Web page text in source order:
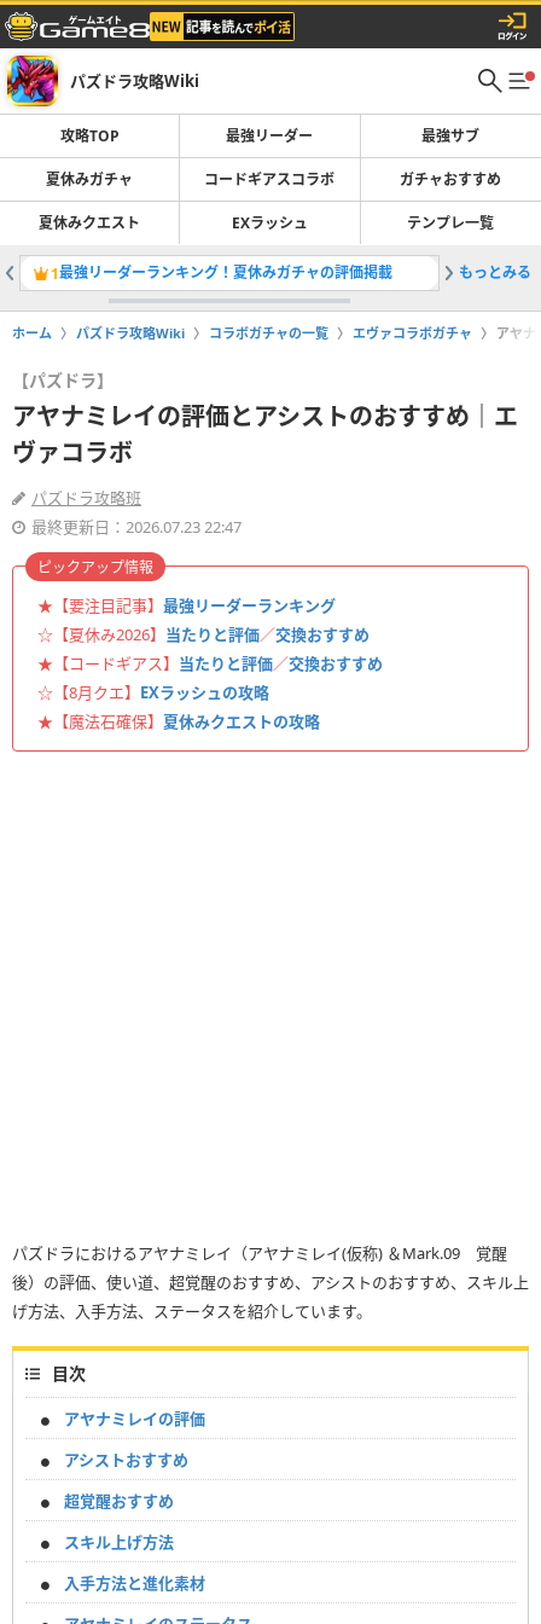
パズドラ攻略Wiki
攻略TOP 最強リーダー 最強サブ
夏休みガチャ コードギアスコラボ ガチャおすすめ
夏休みクエスト EXラッシュ テンプレ一覧
1最強リーダーランキング！夏休みガチャの評価掲載 2コード
もっとみる
ホーム パズドラ攻略Wiki コラボガチャの一覧 エヴァコラボガチャ アヤナ
【パズドラ】
アヤナミレイの評価とアシストのおすすめ｜エ
ヴァコラボ
パズドラ攻略班
最終更新日：2026.07.23 22:47
★【要注目記事】 最強リーダーランキング
☆【夏休み2026】 当たりと評価／交換おすすめ
★【コードギアス】 当たりと評価／交換おすすめ
☆【8月クエ】 EXラッシュの攻略
★【魔法石確保】 夏休みクエストの攻略
ピックアップ情報
パズドラにおけるアヤナミレイ（アヤナミレイ(仮称) ＆Mark.09 覚醒
後）の評価、使い道、超覚醒のおすすめ、アシストのおすすめ、スキル上
げ方法、入手方法、ステータスを紹介しています。
目次
アヤナミレイの評価
アシストおすすめ
超覚醒おすすめ
スキル上げ方法
入手方法と進化素材